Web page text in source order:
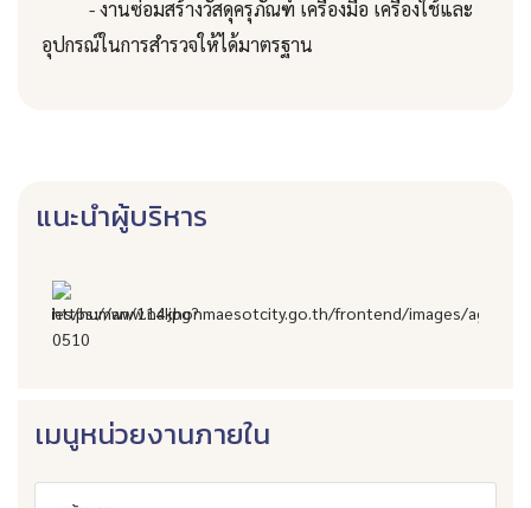
- งานซ่อมสร้างวัสดุครุภัณฑ์ เครื่องมือ เครื่องใช้และ
อุปกรณ์ในการสำรวจให้ได้มาตรฐาน
แนะนำผู้บริหาร
เมนูหน่วยงานภายใน